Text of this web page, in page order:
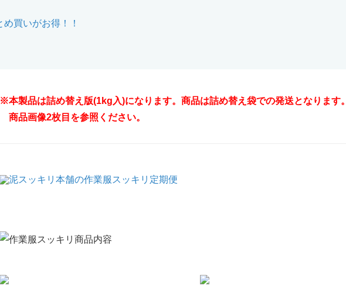
※本製品は詰め替え版(1kg入)になります。商品は詰め替え袋での発送となります。
商品画像2枚目を参照ください。